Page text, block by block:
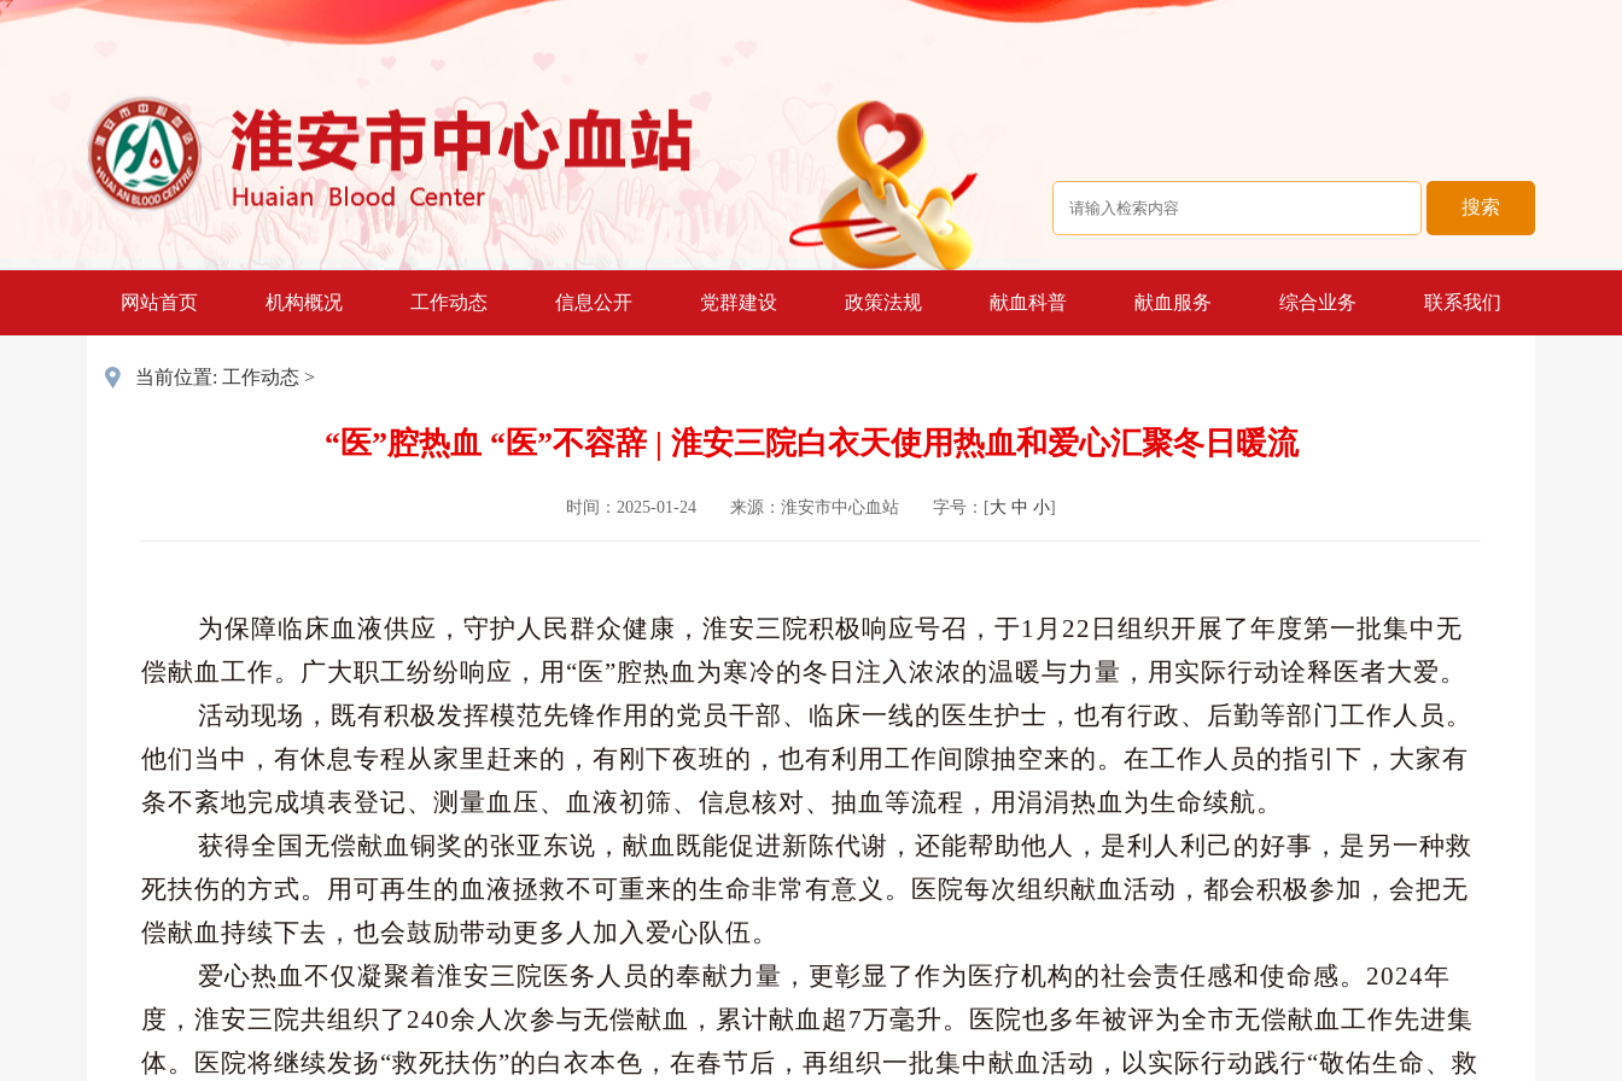
网站首页 机构概况 工作动态 信息公开 党群建设 政策法规 献血科普 献血服务 综合业务 联系我们
当前位置: 工作动态 >
“医”腔热血 “医”不容辞 | 淮安三院白衣天使用热血和爱心汇聚冬日暖流
时间：2025-01-24 来源：淮安市中心血站 字号：[大 中 小]
为保障临床血液供应，守护人民群众健康，淮安三院积极响应号召，于1月22日组织开展了年度第一批集中无
偿献血工作。广大职工纷纷响应，用“医”腔热血为寒冷的冬日注入浓浓的温暖与力量，用实际行动诠释医者大爱。
活动现场，既有积极发挥模范先锋作用的党员干部、临床一线的医生护士，也有行政、后勤等部门工作人员。
他们当中，有休息专程从家里赶来的，有刚下夜班的，也有利用工作间隙抽空来的。在工作人员的指引下，大家有
条不紊地完成填表登记、测量血压、血液初筛、信息核对、抽血等流程，用涓涓热血为生命续航。
获得全国无偿献血铜奖的张亚东说，献血既能促进新陈代谢，还能帮助他人，是利人利己的好事，是另一种救
死扶伤的方式。用可再生的血液拯救不可重来的生命非常有意义。医院每次组织献血活动，都会积极参加，会把无
偿献血持续下去，也会鼓励带动更多人加入爱心队伍。
爱心热血不仅凝聚着淮安三院医务人员的奉献力量，更彰显了作为医疗机构的社会责任感和使命感。 2024年
度，淮安三院共组织了240余人次参与无偿献血，累计献血超7万毫升。医院也多年被评为全市无偿献血工作先进集
体。医院将继续发扬“救死扶伤”的白衣本色，在春节后，再组织一批集中献血活动，以实际行动践行“敬佑生命、救